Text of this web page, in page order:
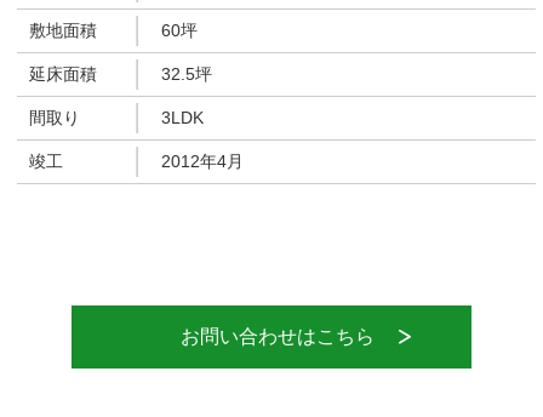
敷地面積 60坪
延床面積 32.5坪
間取り 3LDK
竣工 2012年4月
お問い合わせはこちら